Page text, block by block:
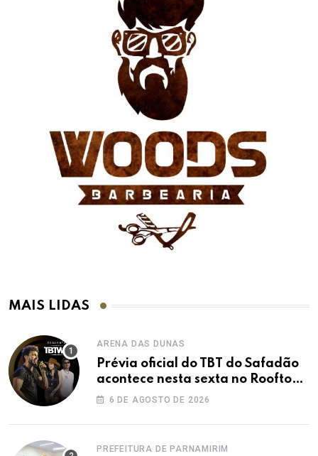
MAIS LIDAS
ARENA DAS DUNAS
Prévia oficial do TBT do Safadão
acontece nesta sexta no Rooftop
Dunas
6 DE AGOSTO DE 2026
PREFEITURA DE PARNAMIRIM